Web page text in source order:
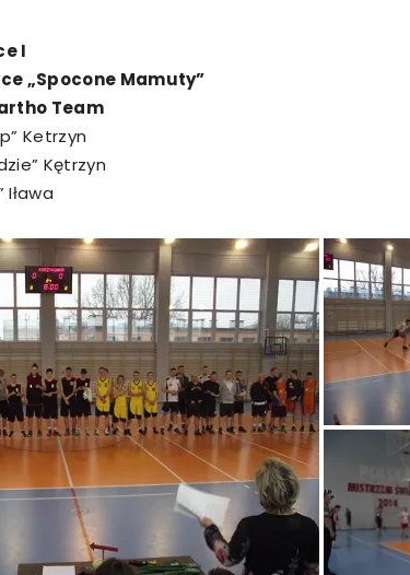
I
„Spocone Mamuty”
Team
Ketrzyn
Kętrzyn
Iława